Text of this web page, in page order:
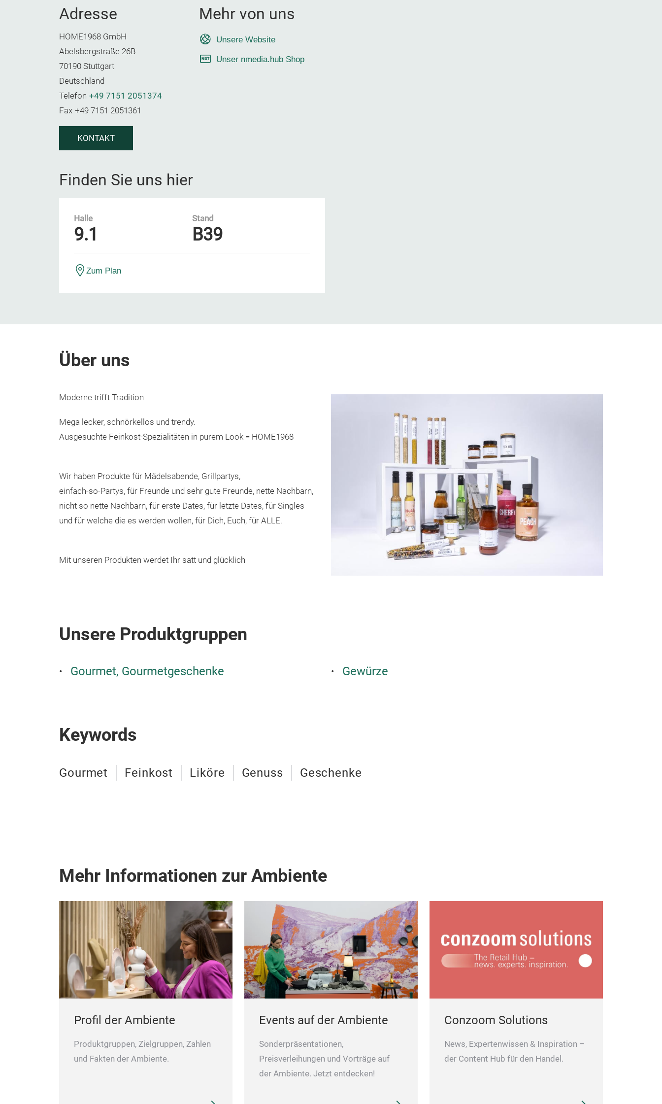
Adresse
HOME1968 GmbH
Abelsbergstraße 26B
70190 Stuttgart
Deutschland
Telefon +49 7151 2051374
Fax +49 7151 2051361
KONTAKT
Mehr von uns
Unsere Website
Unser nmedia.hub Shop
Finden Sie uns hier
Halle
9.1
Stand
B39
Zum Plan
Über uns
Moderne trifft Tradition
Mega lecker, schnörkellos und trendy.
Ausgesuchte Feinkost-Spezialitäten in purem Look = HOME1968
Wir haben Produkte für Mädelsabende, Grillpartys,
einfach-so-Partys, für Freunde und sehr gute Freunde, nette Nachbarn,
nicht so nette Nachbarn, für erste Dates, für letzte Dates, für Singles
und für welche die es werden wollen, für Dich, Euch, für ALLE.
Mit unseren Produkten werdet Ihr satt und glücklich
Unsere Produktgruppen
Gourmet, Gourmetgeschenke Gewürze
Keywords
Gourmet Feinkost Liköre Genuss Geschenke
Mehr Informationen zur Ambiente
Profil der Ambiente
Produktgruppen, Zielgruppen, Zahlen
und Fakten der Ambiente.
Events auf der Ambiente
Sonderpräsentationen,
Preisverleihungen und Vorträge auf
der Ambiente. Jetzt entdecken!
Conzoom Solutions
News, Expertenwissen & Inspiration –
der Content Hub für den Handel.